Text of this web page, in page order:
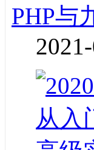
PHP与